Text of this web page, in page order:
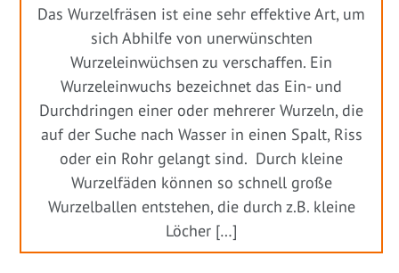
Das Wurzelfräsen ist eine sehr effektive Art, um
sich Abhilfe von unerwünschten
Wurzeleinwüchsen zu verschaffen. Ein
Wurzeleinwuchs bezeichnet das Ein- und
Durchdringen einer oder mehrerer Wurzeln, die
auf der Suche nach Wasser in einen Spalt, Riss
oder ein Rohr gelangt sind. Durch kleine
Wurzelfäden können so schnell große
Wurzelballen entstehen, die durch z.B. kleine
Löcher […]